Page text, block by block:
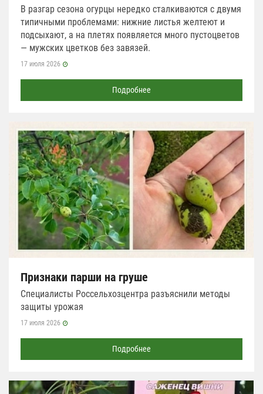
В разгар сезона огурцы нередко сталкиваются с двумя
типичными проблемами: нижние листья желтеют и
подсыхают, а на плетях появляется много пустоцветов
— мужских цветков без завязей.
17 июля 2026
Подробнее
Признаки парши на груше
Специалисты Россельхозцентра разъяснили методы
защиты урожая
17 июля 2026
Подробнее